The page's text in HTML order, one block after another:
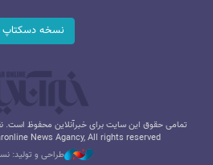
نسخه دسکتاپ
تمامی حقوق این سایت برای خبرآنلاین محفوظ است.
News Agancy, All rights reserved
طراحی و تولید: